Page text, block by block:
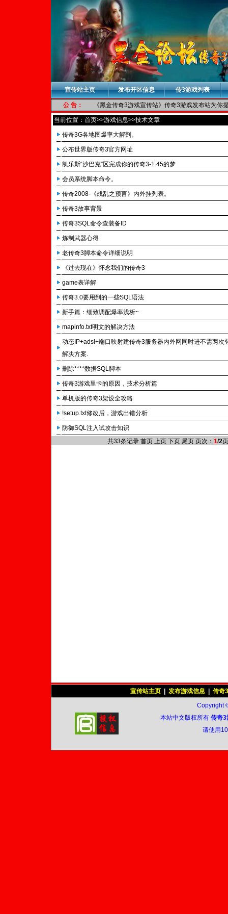
宣传站主页 发布开区信息 传3游戏列表
公 告： 《黑金传奇3游戏宣传站》传奇3游戏发布站为
当前位置： 首页>>游戏信息>>技术文章
传奇3G各地图爆率大解剖。
公布世界版传奇3官方网址
凯乐斯“沙巴克”区完成你的传奇3-1.45的梦
会员系统脚本命令。
传奇2008-《战乱之预言》内外挂列表。
传奇3故事背景
传奇3SQL命令查装备ID
炼制武器心得
老传奇3脚本命令详细说明
《过去现在》怀念我们的传奇3
game表详解
传奇3.0要用到的一些SQL语法
新手篇：细致调配爆率浅析~
mapinfo.txt明文的解决方法
动态IP+adsl+端口映射建传奇3服务器内外网同时进不需两次
解决方案.
删除****数据SQL脚本
传奇3游戏里卡的原因，技术分析篇
单机版的传奇3架设全攻略
!setup.txt修改后，游戏出错分析
防御SQL注入试攻击知识
共33条记录 首页 上页 下页 尾页 页次： 1/2
宣传站主页 发布游戏信息
传奇
Copyright
本站中文版权所有 传奇3
请使用